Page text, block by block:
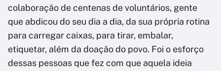
colaboração de centenas de voluntários, gente
que abdicou do seu dia a dia, da sua própria rotina
para carregar caixas, para tirar, embalar,
etiquetar, além da doação do povo. Foi o esforço
dessas pessoas que fez com que aquela ideia